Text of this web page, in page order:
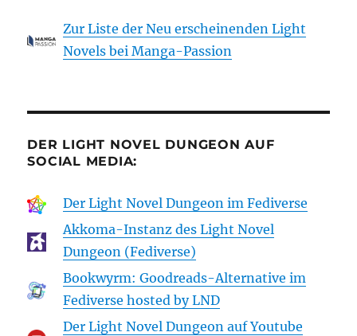
Zur Liste der Neu erscheinenden Light
Novels bei Manga-Passion
DER LIGHT NOVEL DUNGEON AUF
SOCIAL MEDIA:
Der Light Novel Dungeon im Fediverse
Akkoma-Instanz des Light Novel
Dungeon (Fediverse)
Bookwyrm: Goodreads-Alternative im
Fediverse hosted by LND
Der Light Novel Dungeon auf Youtube